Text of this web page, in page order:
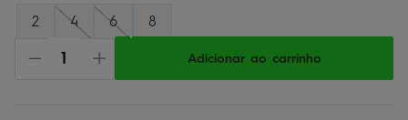
2 4 6 8
Adicionar ao carrinho